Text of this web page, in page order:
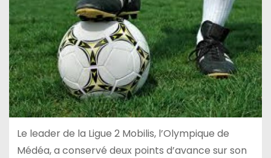
Le leader de la Ligue 2 Mobilis, l’Olympique de
Médéa, a conservé deux points d’avance sur son